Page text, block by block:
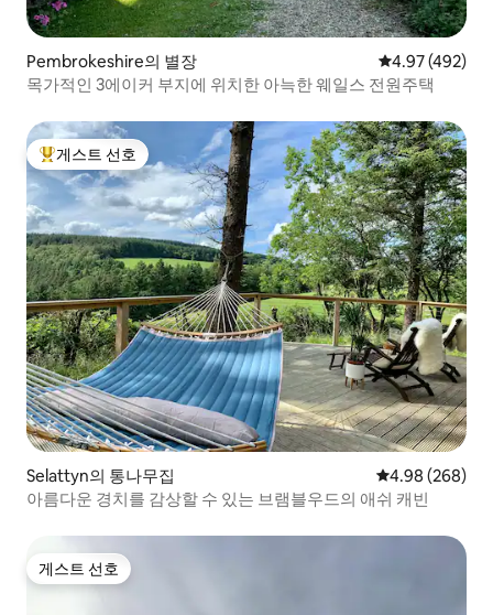
Pembrokeshire의 별장 평점 4.97점(5
4.97 (492)
목가적인 3에이커 부지에 위치한 아늑한 웨일스 전원주택
상위 게스트 선호
게스트 선호
Selattyn의 통나무집 평점 4.98점(5
4.98 (268)
아름다운 경치를 감상할 수 있는 브램블우드의 애쉬 캐빈
게스트 선호
게스트 선호